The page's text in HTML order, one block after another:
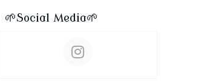
🌱Social Media🌱